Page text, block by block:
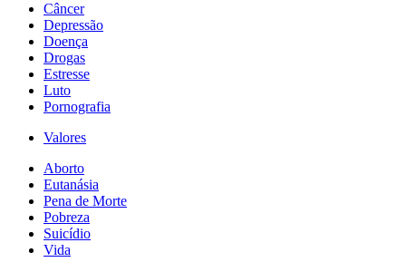
Câncer
Depressão
Doença
Drogas
Estresse
Luto
Pornografia
Valores
Aborto
Eutanásia
Pena de Morte
Pobreza
Suicídio
Vida